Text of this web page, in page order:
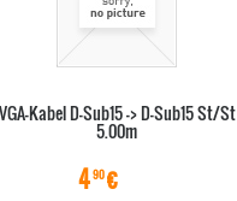
VGA-Kabel D-Sub15 -> D-Sub15 St/St
5.00m
490€